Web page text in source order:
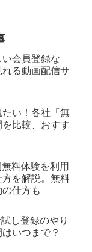
い会員登録な
る動画配信サ
い！各社「無
比較、おすす
料体験を利用
を解説。無料
仕方も
し登録のやり
いつまで？